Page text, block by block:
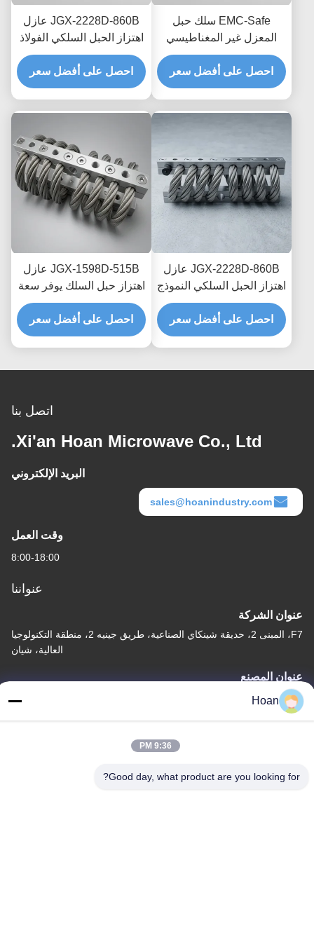
EMC-Safe سلك حبل
المعزل غير المغناطيسي
JGX-2228D-665B حامل
تبديد الصدمات العابر
للإلكترونيات الدقيقة
احصل على أفضل سعر
JGX-2228D-860B عازل
اهتزاز الحبل السلكي الفولاذ
المقاوم للصدأ حياة طويلة
الصناعية مستمع الصدمات
احصل على أفضل سعر
JGX-2228D-860B عازل
اهتزاز الحبل السلكي النموذج
السريع التجميع السريع
صمام الصدمة القابل
للتخصيص
احصل على أفضل سعر
JGX-1598D-515B عازل
اهتزاز حبل السلك يوفر سعة
تحميل قابلة للتطوير وعزل
الضوضاء المنقولة بالهيكل
احصل على أفضل سعر
اتصل بنا
Xi'an Hoan Microwave Co., Ltd.
البريد الإلكتروني
sales@hoanindustry.com
وقت العمل
8:00-18:00
عنواننا
عنوان الشركة
F7، المبنى 2، حديقة شينكاي الصناعية، طريق جينيه 2، منطقة التكنولوجيا
العالية، شيان
عنوان المصنع
Hoan
9:36 PM
Good day, what product are you looking for?